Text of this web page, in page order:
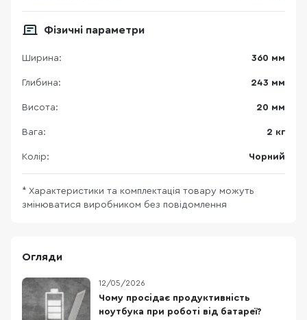
Фізичні параметри
Ширина: 360 мм
Глибина: 243 мм
Висота: 20 мм
Вага: 2 кг
Колір: Чорний
* Характеристики та комплектація товару можуть
змінюватися виробником без повідомлення
Огляди
12/05/2026
Чому просідає продуктивність
ноутбука при роботі від батареї?